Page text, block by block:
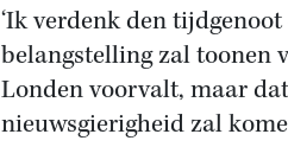
‘Ik verdenk den
belangstelling zal toonen
Londen voorvalt, maar
nieuwsgierigheid zal